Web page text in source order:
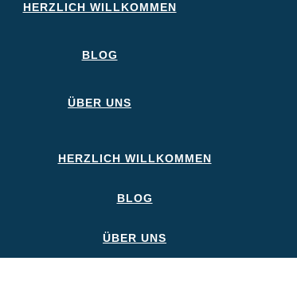
HERZLICH WILLKOMMEN
BLOG
ÜBER UNS
HERZLICH WILLKOMMEN
BLOG
ÜBER UNS